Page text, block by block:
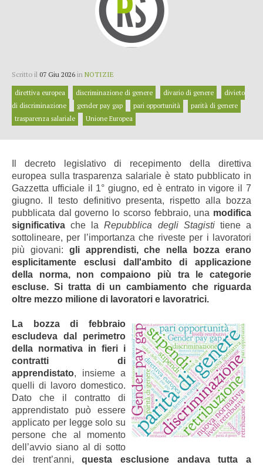
Scritto il 07 Giu 2026 in NOTIZIE
direttiva europea discriminazione di genere divario di genere
divieto
di discriminazione
gender pay gap pari opportunità
parità di genere
trasparenza salariale
Unione Europea
Il decreto legislativo di recepimento della direttiva
europea sulla trasparenza salariale è stato pubblicato in
Gazzetta ufficiale il 1° giugno, ed è entrato in vigore il 7
giugno. Il testo definitivo presenta, rispetto alla bozza
pubblicata dal governo lo scorso febbraio, una modifica
significativa che laRepubblica degli Stagistitiene a
sottolineare, per l’importanza che riveste per i lavoratori
più giovani: gli apprendisti, che nella bozza erano
esplicitamente esclusi dall'ambito di applicazione
della norma, non compaiono più tra le categorie
escluse. Si tratta di un cambiamento che riguarda
oltre mezzo milione di lavoratori e lavoratrici.
La bozza di febbraio
escludeva dal perimetro
della normativa in fieri i
contratti di
apprendistato, insieme a
quelli di lavoro domestico.
Dato che il contratto di
apprendistato può essere
applicato per legge solo su
persone che al momento
dell’avvio siano al di sotto
dei trent’anni,questa esclusione andava tutta a